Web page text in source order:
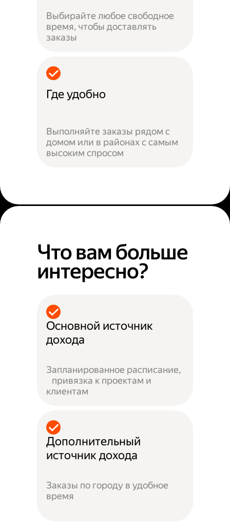
Выбирайте любое свободное
время, чтобы доставлять
заказы
Где удобно
Выполняйте заказы рядом с
домом или в районах с самым
высоким спросом
Что вам больше
интересно?
Основной источник
дохода
Запланированное расписание,
привязка к проектам и
клиентам
Дополнительный
источник дохода
Заказы по городу в удобное
время